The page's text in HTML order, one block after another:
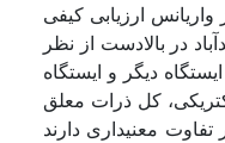
واریانس ارزیابی کیفی
در بالادست از نظر
دیگر و ایستگاه
کل ذرات معلق